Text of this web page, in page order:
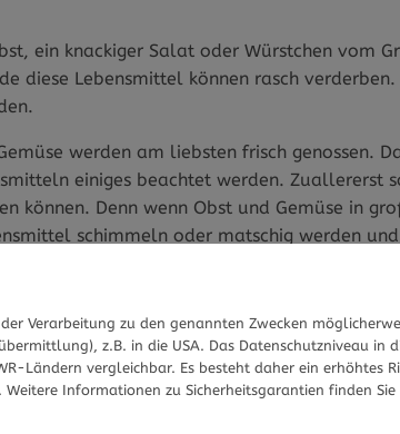
ein knackiger Salat oder Würstchen
diese Lebensmittel können rasch
werden am liebsten frisch genossen.
einiges beachtet werden.
können. Denn wenn Obst und Gemüse in
schimmeln oder matschig werden
ist ein Einkaufszettel mit den
in die Kühltasche, dann
sollten wir außerdem eine Kühltasche
und Gemüse, aber auch Eis oder andere
wie Fleisch oder Fisch, die gerne auf dem
Verarbeitung zu den genannten Zwecken
z.B. in die USA. Das Datenschutzniveau in
Ländern vergleichbar. Es besteht daher ein erhöhtes
Informationen zu Sicherheitsgarantien finden